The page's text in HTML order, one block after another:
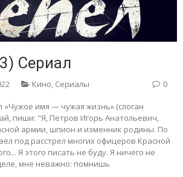
Сериал
Кино, Сериалы 0
«Чужое имя — чужая жизнь» (слоган
пиши: "Я, Петров Игорь Анатольевич,
армии, шпион и изменник родины. По
под расстрел многих офицеров Красной
Я этого писать не буду. Я ничего не
мне неважно: помнишь